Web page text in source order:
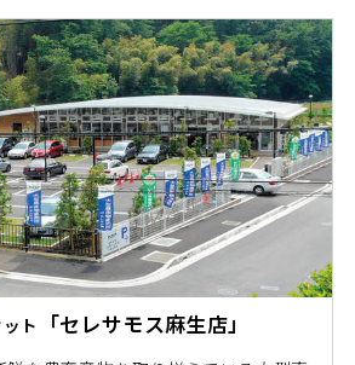
ト 「セレサモス麻生店」